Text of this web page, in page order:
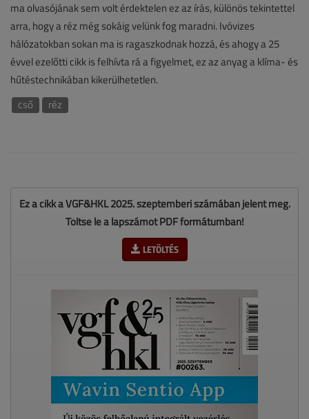
ma olvasójának sem volt érdektelen ez az írás, különös tekintettel
arra, hogy a réz még sokáig velünk fog maradni. Ivóvizes
hálózatokban sokan ma is ragaszkodnak hozzá, és ahogy a 25
évvel ezelőtti cikk is felhívta rá a figyelmet, ez az anyag a klíma- és
hűtéstechnikában kikerülhetetlen.
cső
réz
Ez a cikk a VGF&HKL 2025. szeptemberi számában jelent meg.
Töltse le a lapszámot PDF formátumban!
LETÖLTÉS